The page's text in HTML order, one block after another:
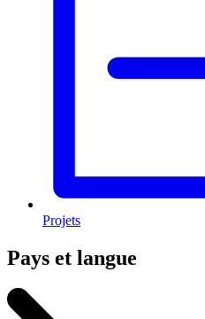
Projets
Pays et langue